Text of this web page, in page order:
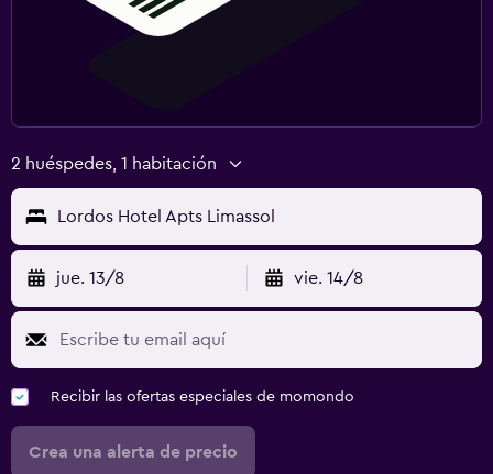
2 huéspedes, 1 habitación
Lordos Hotel Apts Limassol
jue. 13/8 vie. 14/8
Recibir las ofertas especiales de momondo
Crea una alerta de precio